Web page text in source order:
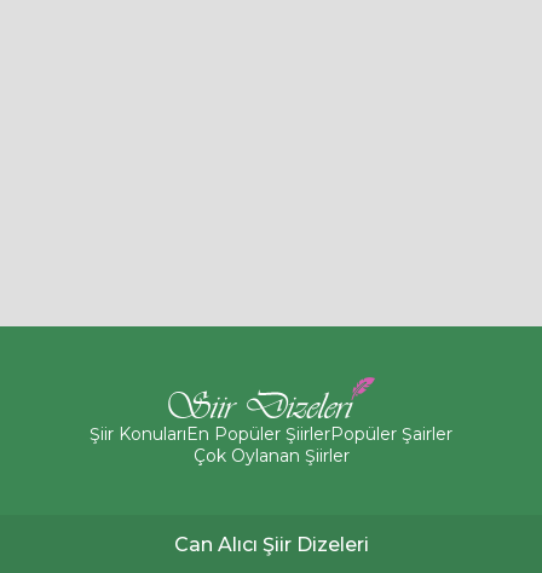
Şiir KonularıEn Popüler ŞiirlerPopüler Şairler
Çok Oylanan Şiirler
Can Alıcı Şiir Dizeleri